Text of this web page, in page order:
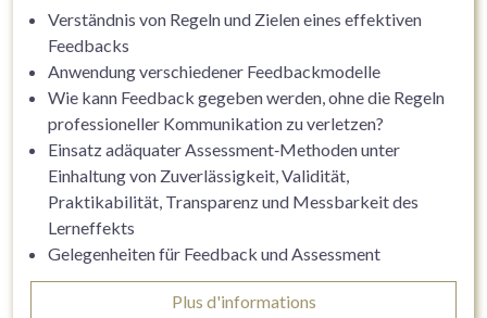
Verständnis von Regeln und Zielen eines effektiven
Feedbacks
Anwendung verschiedener Feedbackmodelle
Wie kann Feedback gegeben werden, ohne die Regeln
professioneller Kommunikation zu verletzen?
Einsatz adäquater Assessment‐Methoden unter
Einhaltung von Zuverlässigkeit, Validität,
Praktikabilität, Transparenz und Messbarkeit des
Lerneffekts
Gelegenheiten für Feedback und Assessment
identifizieren und nutzen
Feedback und Assessment als wichtiges Tool für die
Plus d'informations